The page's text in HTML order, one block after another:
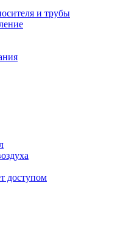
и трубы
доступом